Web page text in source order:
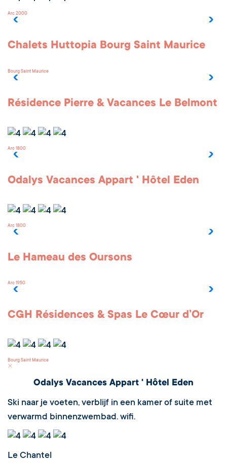
Arc 2000
Chalets Huttopia Bourg Saint Maurice
Bourg Saint Maurice
Résidence Pierre & Vacances Le Belmont
Arc 1800
Odalys Vacances Appart ' Hôtel Eden
Arc 1800
Le Hameau des Oursons
Arc 1950
CGH Résidences & Spas Le Cœur d’Or
Bourg Saint Maurice
Odalys Vacances Appart ' Hôtel Eden
Ski naar je voeten, verblijf in een kamer of suite met
verwarmd binnenzwembad. wifi.
Le Chantel